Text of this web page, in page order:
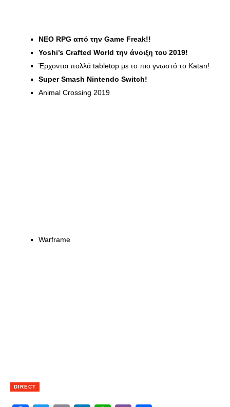
NEO RPG από την Game Freak!!
Yoshi’s Crafted World την άνοιξη του 2019!
Έρχονται πολλά tabletop με το πιο γνωστό το Katan!
Super Smash Nintendo Switch!
Animal Crossing 2019
Warframe
DIRECT